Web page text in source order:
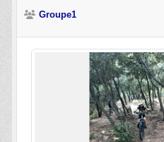
Groupe1